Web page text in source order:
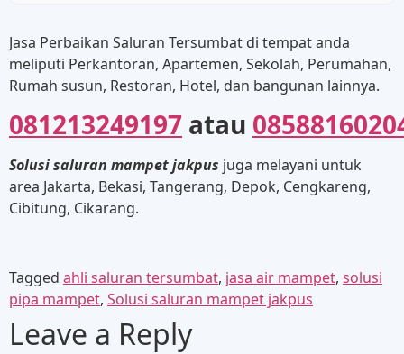
Jasa Perbaikan Saluran Tersumbat di tempat anda
meliputi Perkantoran, Apartemen, Sekolah, Perumahan,
Rumah susun, Restoran, Hotel, dan bangunan lainnya.
081213249197 atau
Solusi saluran mampet jakpus juga melayani untuk
area Jakarta, Bekasi, Tangerang, Depok, Cengkareng,
Cibitung, Cikarang.
Tagged ahli saluran tersumbat, jasa air mampet, solusi
pipa mampet, Solusi saluran mampet jakpus
Leave a Reply